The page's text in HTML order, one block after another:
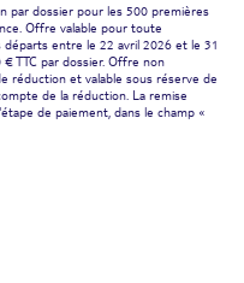
par dossier pour les 500 premières
Offre valable pour toute
entre le 22 avril 2026 et le 31
TTC par dossier. Offre non
réduction et valable sous réserve de
de la réduction. La remise
de paiement, dans le champ «